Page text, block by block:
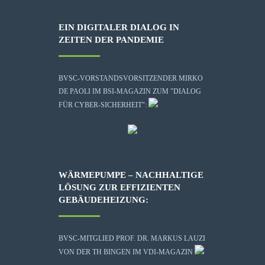
EIN DIGITALER DIALOG IN
ZEITEN DER PANDEMIE
BVSC-VORSTANDSVORSITZENDER MIRKO
DE PAOLI IM BSI-MAGAZIN ZUM "DIALOG
FÜR CYBER-SICHERHEIT":
WÄRMEPUMPE – NACHHALTIGE
LÖSUNG ZUR EFFIZIENTEN
GEBÄUDEHEIZUNG:
BVSC-MITGLIED PROF. DR. MARKUS LAUZI
VON DER TH BINGEN IM VDI-MAGAZIN